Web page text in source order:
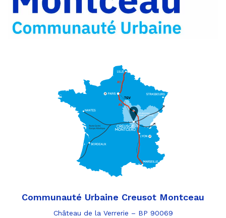
e-
mail
Communauté Urbaine Creusot Montceau
Château de la Verrerie – BP 90069